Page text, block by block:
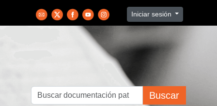
Iniciar sesión
Buscar